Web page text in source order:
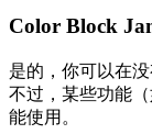
Color Block
是的，你可以在没
不过，某些功能
能使用。